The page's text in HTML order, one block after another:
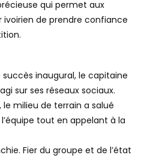
qui permet aux
de prendre confiance
inaugural, le capitaine
sur ses réseaux sociaux.
le milieu de terrain a salué
tout en appelant à la
Fier du groupe et de l’état